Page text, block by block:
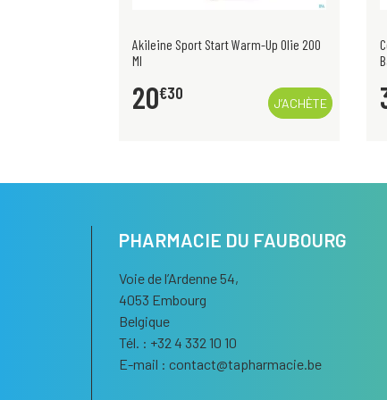
Akileine Sport Start Warm-Up Olie 200
Ml
20€30
J’ACHÈTE
PHARMACIE DU FAUBOURG
Voie de l’Ardenne 54,
4053 Embourg
Belgique
Tél. : +32 4 332 10 10
E-mail : contact@tapharmacie.be